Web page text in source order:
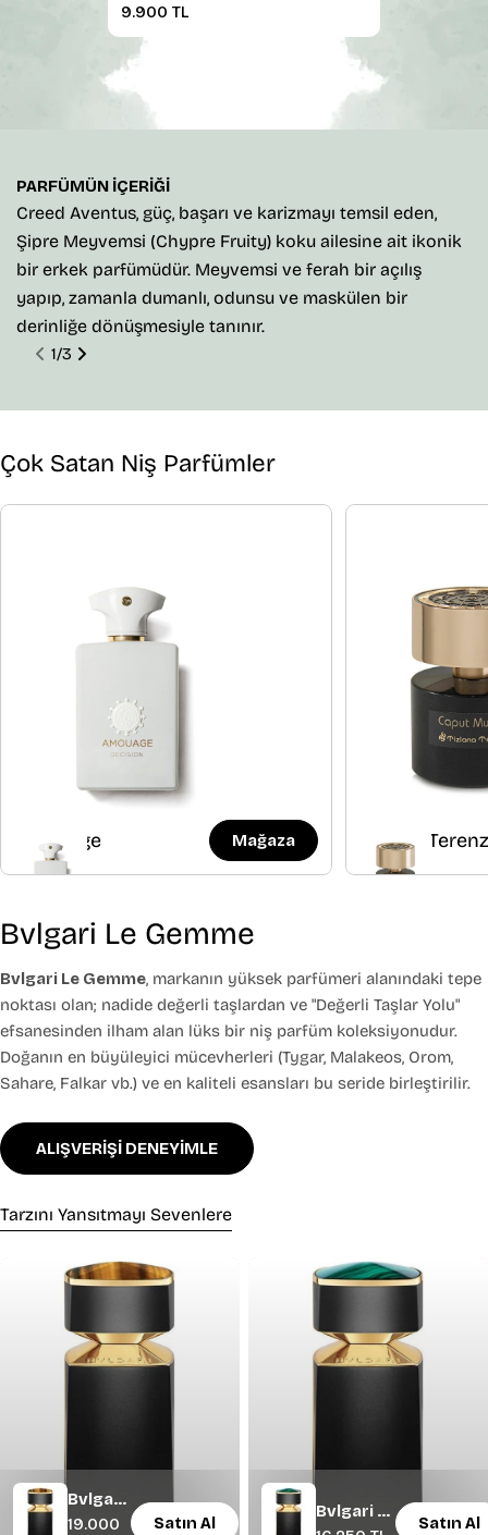
Normal
fiyat
9.900 TL
PARFÜMÜN IÇERIĞI
Creed Aventus, güç, başarı ve karizmayı temsil eden,
Şipre Meyvemsi (Chypre Fruity) koku ailesine ait ikonik
bir erkek parfümüdür. Meyvemsi ve ferah bir açılış
yapıp, zamanla dumanlı, odunsu ve maskülen bir
derinliğe dönüşmesiyle tanınır.
1/3
Çok Satan Niş Parfümler
Amouage Mağaza Tiziana
Bvlgari Le Gemme
Bvlgari Le Gemme, markanın yüksek parfümeri alanındaki tepe
noktası olan; nadide değerli taşlardan ve "Değerli Taşlar Yolu"
efsanesinden ilham alan lüks bir niş parfüm koleksiyonudur.
Doğanın en büyüleyici mücevherleri (Tygar, Malakeos, Orom,
Sahare, Falkar vb.) ve en kaliteli esansları bu seride birleştirilir.
ALIŞVERİŞİ DENEYİMLE
Tarzını Yansıtmayı Sevenlere
Bvlgari
Le
Normal
19.000
Satın Al
Bvlgari Le
Satın Al